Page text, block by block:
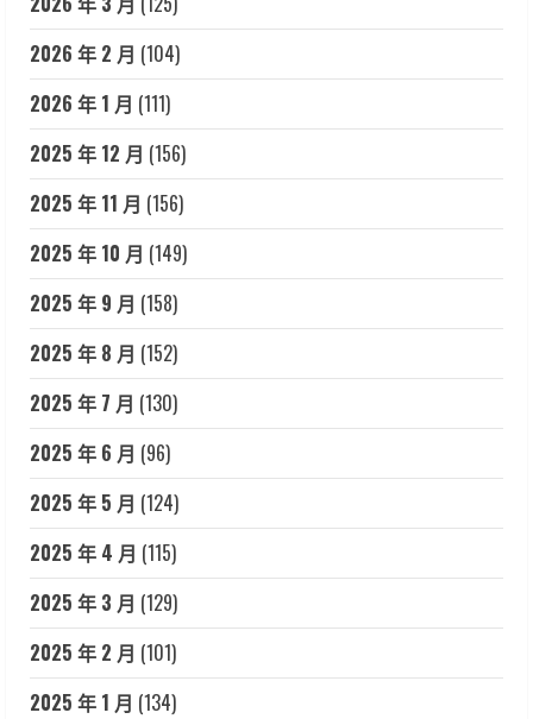
2026 年 2 月 (104)
2026 年 1 月 (111)
2025 年 12 月 (156)
2025 年 11 月 (156)
2025 年 10 月 (149)
2025 年 9 月 (158)
2025 年 8 月 (152)
2025 年 7 月 (130)
2025 年 6 月 (96)
2025 年 5 月 (124)
2025 年 4 月 (115)
2025 年 3 月 (129)
2025 年 2 月 (101)
2025 年 1 月 (134)